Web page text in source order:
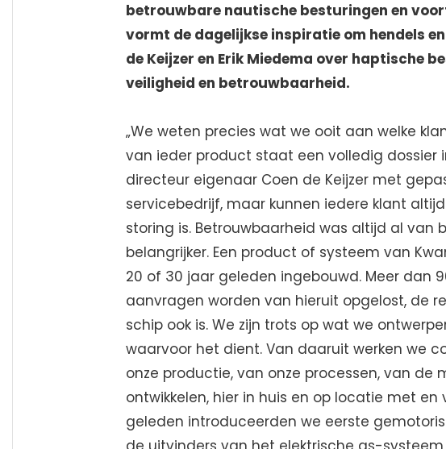
betrouwbare nautische besturingen en
vormt de dagelijkse inspiratie om hendels
de Keijzer en Erik Miedema over haptische
veiligheid en betrouwbaarheid.
„We weten precies wat we ooit aan welke
van ieder product staat een volledig dossier
directeur eigenaar Coen de Keijzer met
servicebedrijf, maar kunnen iedere klant
storing is. Betrouwbaarheid was altijd al van
belangrijker. Een product of systeem van
20 of 30 jaar geleden ingebouwd. Meer dan
aanvragen worden van hieruit opgelost, de
schip ook is. We zijn trots op wat we
waarvoor het dient. Van daaruit werken we
onze productie, van onze processen, van de
ontwikkelen, hier in huis en op locatie met en
geleden introduceerden we eerste